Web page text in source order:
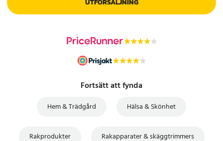
UTFÖRSÄLJNING
Fortsätt att fynda
Hem & Trädgård Hälsa & Skönhet
Rakprodukter Rakapparater & skäggtrimmers